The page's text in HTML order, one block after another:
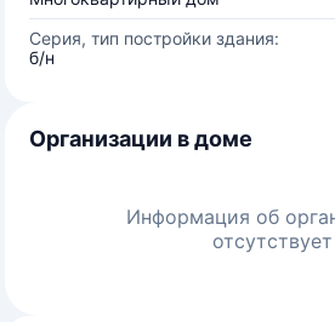
Серия, тип постройки здания:
б/н
Организации в доме
Информация об
отсутствует